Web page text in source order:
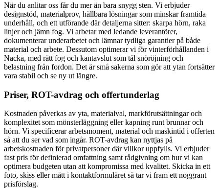
När du anlitar oss får du mer än bara snygg sten. Vi erbjuder
designstöd, materialprov, hållbara lösningar som minskar framtida
underhåll, och ett utförande där detaljerna sitter: skarpa hörn, raka
linjer och jämn fog. Vi arbetar med ledande leverantörer,
dokumenterar underarbetet och lämnar tydliga garantier på både
material och arbete. Dessutom optimerar vi för vinterförhållanden i
Nacka, med rätt fog och kantavslut som tål snöröjning och
belastning från fordon. Det är små sakerna som gör att ytan fortsätter
vara stabil och se ny ut längre.
Priser, ROT-avdrag och offertunderlag
Kostnaden påverkas av yta, materialval, markförutsättningar och
komplexitet som mönsterläggning eller kapning runt brunnar och
hörn. Vi specificerar arbetsmoment, material och maskintid i offerten
så att du ser vad som ingår. ROT-avdrag kan nyttjas på
arbetskostnaden för privatpersoner där villkor uppfylls. Vi erbjuder
fast pris för definierad omfattning samt rådgivning om hur vi kan
optimera budgeten utan att kompromissa med kvalitet. Skicka in ett
foto, skiss eller mått i kontaktformuläret så tar vi fram ett noggrant
prisförslag.